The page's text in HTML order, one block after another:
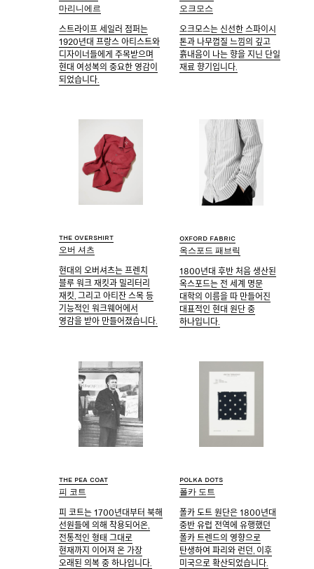
마리니에르
스트라이프 세일러 점퍼는
1920년대 프랑스 아티스트와
디자이너들에게 주목받으며
현대 여성복의 중요한 영감이
되었습니다.
오크모스
오크모스는 신선한 스파이시
톤과 나무껍질 느낌의 깊고
흙내음이 나는 향을 지닌 단일
재료 향기입니다.
The overshirt
오버 셔츠
현대의 오버셔츠는 프렌치
블루 워크 재킷과 밀리터리
재킷, 그리고 아티잔 스목 등
기능적인 워크웨어에서
영감을 받아 만들어졌습니다.
Oxford fabric
옥스포드 패브릭
1800년대 후반 처음 생산된
옥스포드는 전 세계 명문
대학의 이름을 따 만들어진
대표적인 현대 원단 중
하나입니다.
The pea coat
피 코트
피 코트는 1700년대부터 북해
선원들에 의해 착용되어온,
전통적인 형태 그대로
현재까지 이어져 온 가장
오래된 의복 중 하나입니다.
Polka dots
폴카 도트
폴카 도트 원단은 1800년대
중반 유럽 전역에 유행했던
폴카 트렌드의 영향으로
탄생하여 파리와 런던, 이후
미국으로 확산되었습니다.